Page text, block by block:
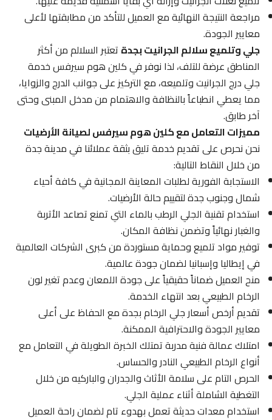
مراجعة النتيجة النهائية مع العميل للتأكد من مطابقتها لأعلى
معايير الجودة.
جلي وتلميع سلالم الجرانيت بجدةتعتبر السلالم من أكثر
المناطق عرضة للتلف، لذا نوفر في كلين هوم سيرفس خدمة
جلي درج الجرانيت وتلميعه، مع التركيز على جوانب الدرج والزوايا،
مما يعطي انطباعاً بالنظافة والاهتمام من مدخل المبنى وحتى
آخر طابق.
مميزات التعامل مع كلين هوم سيرفس لصيانة الأرضيات
نحن نحرص على تقديم خدمة تليق بثقة عملائنا في مدينة جدة
من خلال النقاط التالية:
الاستجابة الفورية لطلبات المعاينة المجانية في كافة أحياء
شمال وجنوب جدة لتقييم حالة الأرضيات.
استخدام تقنية الجلي الرطب بالماء التي تمنع تصاعد الأتربة
والغبار نهائياً وتضمن نظافة المكان.
توفير مواد تلميع وحماية مستوردة من كبرى الشركات العالمية
في إيطاليا وإسبانيا لضمان جودة عالمية.
منح العميل ضماناً حقيقياً على جودة اللمعان وعدم تغير لون
الرخام الطبيعي بعد انتهاء الخدمة.
تقديم أرخص أسعار جلي الرخام بجدة مع الحفاظ على أعلى
معايير الجودة والاحترافية الممكنة.
امتلاك عمالة فنية مدربة تمتلك الخبرة الطويلة في التعامل مع
أنواع الرخام الطبيعي النادر والحساس.
الحرص التام على سلامة الأثاث والجدران والباركيه من خلال
التغطية الشاملة أثناء عملية الجلي.
استخدام معدات حديثة تعمل بهدوء تام لضمان راحة العميل